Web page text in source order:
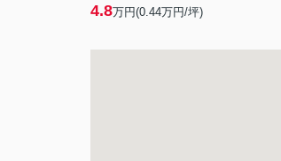
4.8万円(0.44万円/坪)